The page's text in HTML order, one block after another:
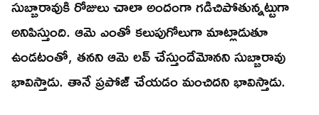
సుబ్బారావుకి రోజులు చాలా అందంగా గడిచిపోతున్నట్టుగా
అనిపిస్తుంది. ఆమె ఎంతో కలుపుగోలుగా మాట్లాడుతూ
ఉండటంతో, తనని ఆమె లవ్ చేస్తుందేమోనని సుబ్బారావు
భావిస్తాడు. తానే ప్రపోజ్ చేయడం మంచిదని భావిస్తాడు.